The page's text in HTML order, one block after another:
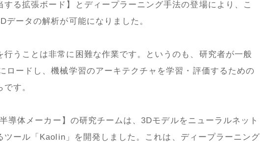
る拡張ボード】とディープラーニング手法の登場により、こ
データの解析が可能になりました。
行うことは非常に困難な作業です。というのも、研究者が一般
ロードし、機械学習のアーキテクチャを学習・評価するための
す。
導体メーカー】の研究チームは、3Dモデルをニューラルネット
ツール「Kaolin」を開発しました。これは、ディープラーニング